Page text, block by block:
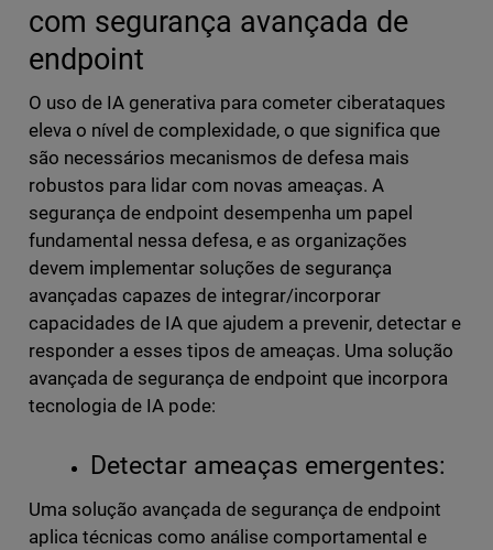
com segurança avançada de
endpoint
O uso de IA generativa para cometer ciberataques
eleva o nível de complexidade, o que significa que
são necessários mecanismos de defesa mais
robustos para lidar com novas ameaças. A
segurança de endpoint desempenha um papel
fundamental nessa defesa, e as organizações
devem implementar soluções de segurança
avançadas capazes de integrar/incorporar
capacidades de IA que ajudem a prevenir, detectar e
responder a esses tipos de ameaças. Uma solução
avançada de segurança de endpoint que incorpora
tecnologia de IA pode:
Detectar ameaças emergentes:
Uma solução avançada de segurança de endpoint
aplica técnicas como análise comportamental e